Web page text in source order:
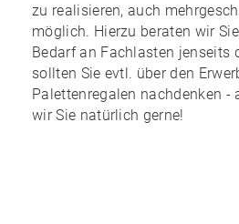
zu realisieren, auch
möglich. Hierzu beraten wir
Bedarf an Fachlasten jenseits
sollten Sie evtl. über den
Palettenregalen nachdenken -
wir Sie natürlich gerne!